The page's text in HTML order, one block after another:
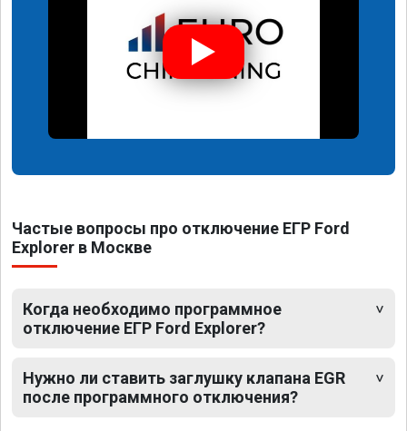
Частые вопросы про отключение ЕГР Ford
Explorer в Москве
Когда необходимо программное
отключение ЕГР Ford Explorer?
Нужно ли ставить заглушку клапана EGR
после программного отключения?